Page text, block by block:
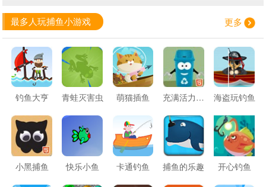
最多人玩捕鱼小游戏 更多
钓鱼大亨 青蛙灭害虫 萌猫插鱼 充满活力的回收 海盗玩钓鱼
小黑捕鱼 快乐小鱼 卡通钓鱼 捕鱼的乐趣 开心钓鱼